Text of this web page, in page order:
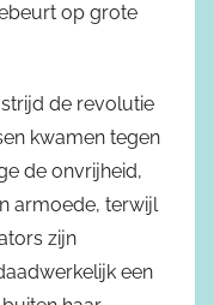
op grote
de revolutie
kwamen tegen
de onvrijheid,
armoede, terwijl
zijn
een